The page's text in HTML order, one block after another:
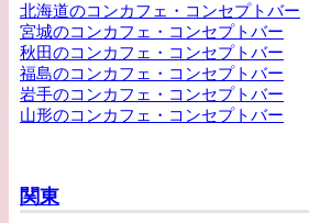
北海道のコンカフェ・コンセプトバー
宮城のコンカフェ・コンセプトバー
秋田のコンカフェ・コンセプトバー
福島のコンカフェ・コンセプトバー
岩手のコンカフェ・コンセプトバー
山形のコンカフェ・コンセプトバー
関東